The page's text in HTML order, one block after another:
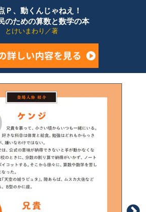
Ｐ、動くんじゃねえ！
のための算数と数学の本
とけいまわり／著